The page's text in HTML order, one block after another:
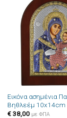
Εικόνα ασημένια
Βηθλεέμ 10x14cm
€38,00 με ΦΠΑ